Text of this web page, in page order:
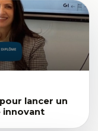
lancer un
innovant